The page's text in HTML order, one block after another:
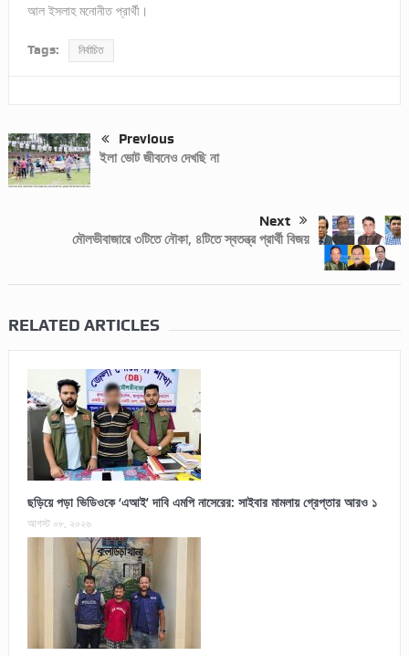
আল ইসলাহ মনোনীত প্রার্থী।
Tags: নির্বাচিত
Previous
ইলা ভোট জীবনেও দেখছি না
Next
মৌলভীবাজারে ৩টিতে নৌকা, ৪টিতে স্বতন্ত্র প্রার্থী বিজয়
RELATED ARTICLES
ছড়িয়ে পড়া ভিডিওকে ‘এআই’ দাবি এমপি নাসেরের: সাইবার মামলায় গ্রেপ্তার আরও ১
আগস্ট ০৮, ২০২৬